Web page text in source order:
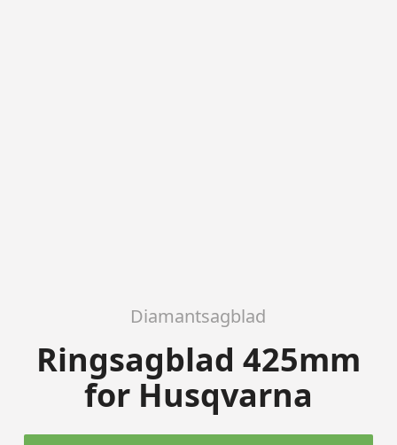
Diamantsagblad
Ringsagblad 425mm
for Husqvarna